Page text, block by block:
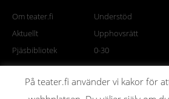
Om teater.fi
Aktuellt
Pjäsbibliotek
Understöd
Upphovsrätt
0-30
På teater.fi använder vi kakor för